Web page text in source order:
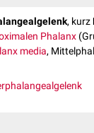
, kurz
Phalanx
media,